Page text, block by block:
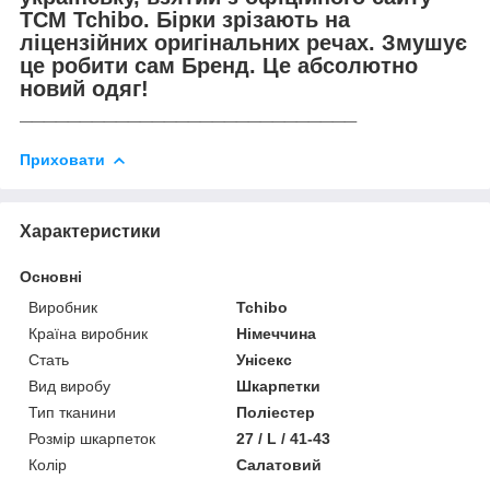
TCM Tchibo. Бірки зрізають на
ліцензійних оригінальних речах. Змушує
це робити сам Бренд. Це абсолютно
новий одяг!
Приховати
Характеристики
Основні
Виробник
Tchibo
Країна виробник
Німеччина
Стать
Унісекс
Вид виробу
Шкарпетки
Тип тканини
Поліестер
Розмір шкарпеток
27 / L / 41-43
Колір
Салатовий